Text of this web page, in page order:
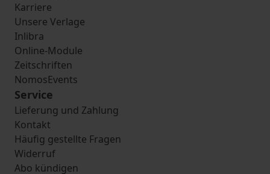
Karriere
Unsere Verlage
Inlibra
Online-Module
Zeitschriften
NomosEvents
Service
Lieferung und Zahlung
Kontakt
Häufig gestellte Fragen
Widerruf
Abo kündigen